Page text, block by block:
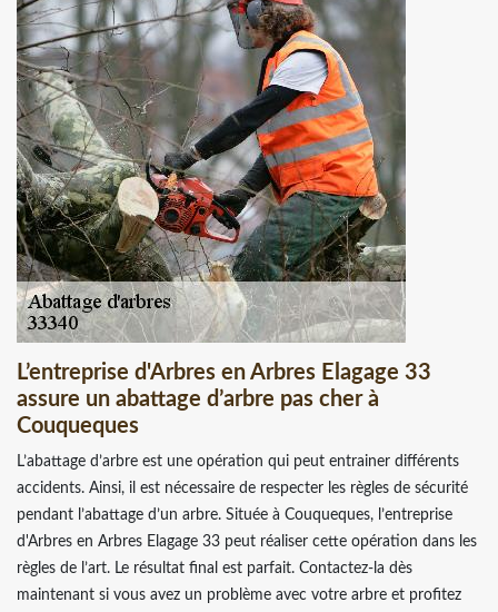
L’entreprise d'Arbres en Arbres Elagage 33
assure un abattage d’arbre pas cher à
Couqueques
L’abattage d’arbre est une opération qui peut entrainer différents
accidents. Ainsi, il est nécessaire de respecter les règles de sécurité
pendant l’abattage d’un arbre. Située à Couqueques, l’entreprise
d'Arbres en Arbres Elagage 33 peut réaliser cette opération dans les
règles de l’art. Le résultat final est parfait. Contactez-la dès
maintenant si vous avez un problème avec votre arbre et profitez